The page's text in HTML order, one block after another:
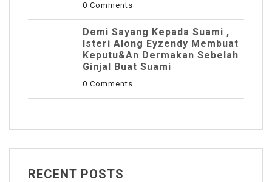
0 Comments
Demi Sayang Kepada Suami ,
Isteri Along Eyzendy Membuat
Keputu&an Dermakan Sebelah
Ginjal Buat Suami
0 Comments
RECENT POSTS